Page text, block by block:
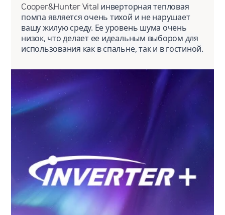
Cooper&Hunter Vital инверторная тепловая
помпа является очень тихой и не нарушает
вашу жилую среду. Ее уровень шума очень
низок, что делает ее идеальным выбором для
использования как в спальне, так и в гостиной.